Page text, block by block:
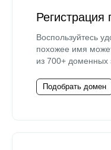
Воспользуйтесь
похожее имя
из 700+ доменных
Подобрать домен